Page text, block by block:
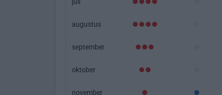
augustus
september
oktober
november